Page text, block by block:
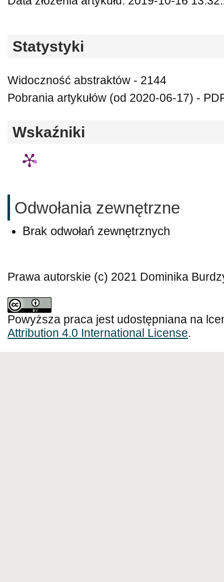
Statystyki
Widoczność abstraktów - 2144
Pobrania artykułów (od 2020-06-17) -
Wskaźniki
Odwołania zewnętrzne
Brak odwołań zewnętrznych
Prawa autorskie (c) 2021 Dominika
Powyższa praca jest udostępniana na
Attribution 4.0 International License.